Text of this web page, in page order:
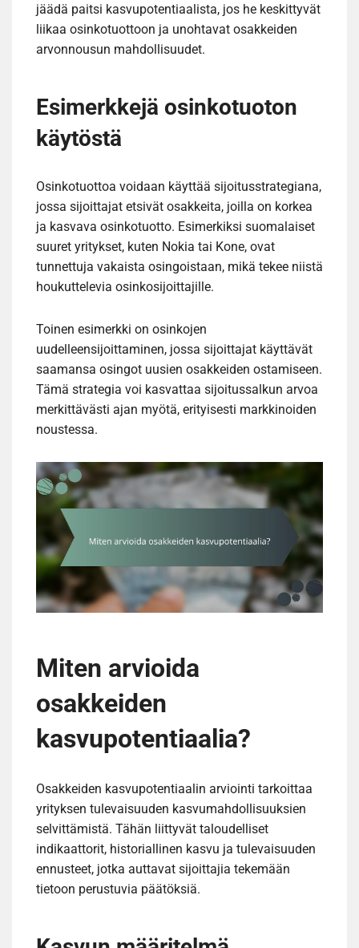
jäädä paitsi kasvupotentiaalista, jos he keskittyvät
liikaa osinkotuottoon ja unohtavat osakkeiden
arvonnousun mahdollisuudet.
Esimerkkejä osinkotuoton
käytöstä
Osinkotuottoa voidaan käyttää sijoitusstrategiana,
jossa sijoittajat etsivät osakkeita, joilla on korkea
ja kasvava osinkotuotto. Esimerkiksi suomalaiset
suuret yritykset, kuten Nokia tai Kone, ovat
tunnettuja vakaista osingoistaan, mikä tekee niistä
houkuttelevia osinkosijoittajille.
Toinen esimerkki on osinkojen
uudelleensijoittaminen, jossa sijoittajat käyttävät
saamansa osingot uusien osakkeiden ostamiseen.
Tämä strategia voi kasvattaa sijoitussalkun arvoa
merkittävästi ajan myötä, erityisesti markkinoiden
noustessa.
Miten arvioida
osakkeiden
kasvupotentiaalia?
Osakkeiden kasvupotentiaalin arviointi tarkoittaa
yrityksen tulevaisuuden kasvumahdollisuuksien
selvittämistä. Tähän liittyvät taloudelliset
indikaattorit, historiallinen kasvu ja tulevaisuuden
ennusteet, jotka auttavat sijoittajia tekemään
tietoon perustuvia päätöksiä.